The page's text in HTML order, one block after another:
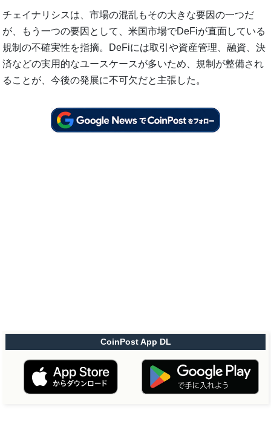
チェイナリシスは、市場の混乱もその大きな要因の一つだ
が、もう一つの要因として、米国市場でDeFiが直面している
規制の不確実性を指摘。DeFiには取引や資産管理、融資、決
済などの実用的なユースケースが多いため、規制が整備され
ることが、今後の発展に不可欠だと主張した。
CoinPost App DL